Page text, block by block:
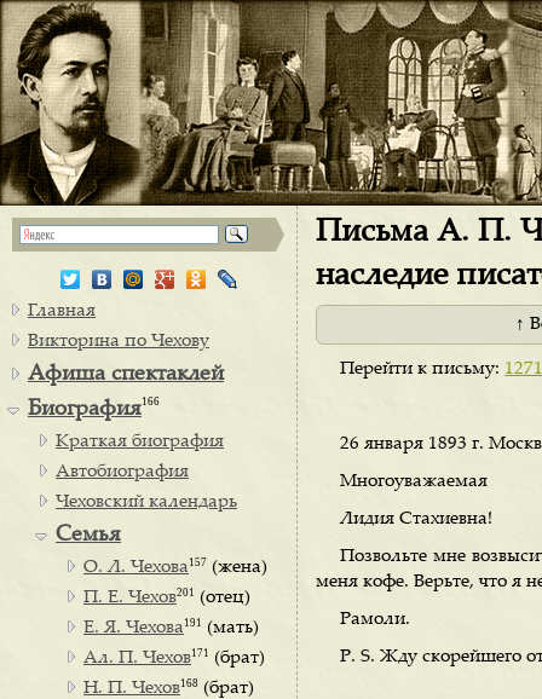
Письма А. П.
наследие
↑
Перейти к письму: 1271
26 января 1893 г.
Многоуважаемая
Лидия Стахиевна!
Позвольте мне
меня кофе. Верьте, что я
Рамоли.
Р. S. Жду скорейшего
Главная
Викторина по Чехову
Афиша спектаклей
Биография166
Краткая биография
Автобиография
Чеховский календарь
Семья
О. Л. Чехова 157 (жена)
П. Е. Чехов201 (отец)
Е. Я. Чехова 191 (мать)
Ал. П. Чехов171 (брат)
Н. П. Чехов168 (брат)